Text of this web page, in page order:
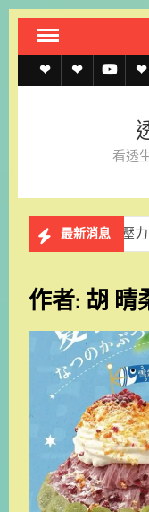
Skip
content透
約
透
上
記
名
單
透
看透
最新消息
光協會課程強化身障
作者:胡 晴